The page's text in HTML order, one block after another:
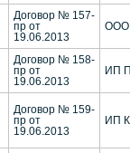
Договор № 157-
пр от
19.06.2013
ООО
Договор № 158-
пр от
19.06.2013
ИП
Договор № 159-
пр от
19.06.2013
ИП